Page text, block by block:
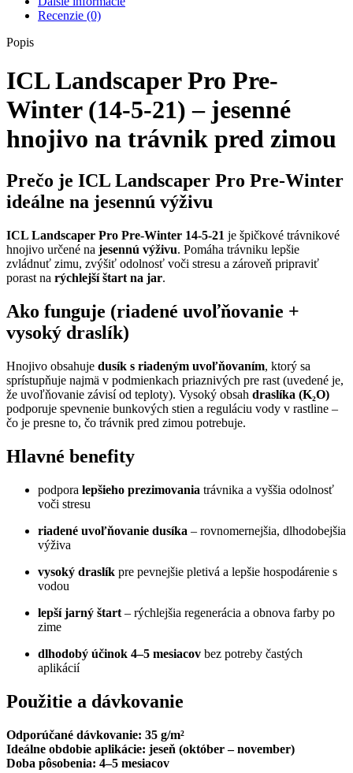
Recenzie (0)
Popis
ICL Landscaper Pro Pre-
Winter (14-5-21) – jesenné
hnojivo na trávnik pred zimou
Prečo je ICL Landscaper Pro Pre-Winter
ideálne na jesennú výživu
ICL Landscaper Pro Pre-Winter 14-5-21 je špičkové trávnikové
hnojivo určené na jesennú výživu. Pomáha trávniku lepšie
zvládnuť zimu, zvýšiť odolnosť voči stresu a zároveň pripraviť
porast na rýchlejší štart na jar.
Ako funguje (riadené uvoľňovanie +
vysoký draslík)
Hnojivo obsahuje dusík s riadeným uvoľňovaním, ktorý sa
sprístupňuje najmä v podmienkach priaznivých pre rast (uvedené je,
že uvoľňovanie závisí od teploty). Vysoký obsah draslíka (K₂O)
podporuje spevnenie bunkových stien a reguláciu vody v rastline –
čo je presne to, čo trávnik pred zimou potrebuje.
Hlavné benefity
podpora lepšieho prezimovania trávnika a vyššia odolnosť
voči stresu
riadené uvoľňovanie dusíka – rovnomernejšia, dlhodobejšia
výživa
vysoký draslík pre pevnejšie pletivá a lepšie hospodárenie s
vodou
lepší jarný štart – rýchlejšia regenerácia a obnova farby po
zime
dlhodobý účinok 4–5 mesiacov bez potreby častých
aplikácií
Použitie a dávkovanie
Odporúčané dávkovanie: 35 g/m²
Ideálne obdobie aplikácie: jeseň (október – november)
Doba pôsobenia: 4–5 mesiacov